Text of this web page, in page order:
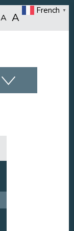
A A
French ▼